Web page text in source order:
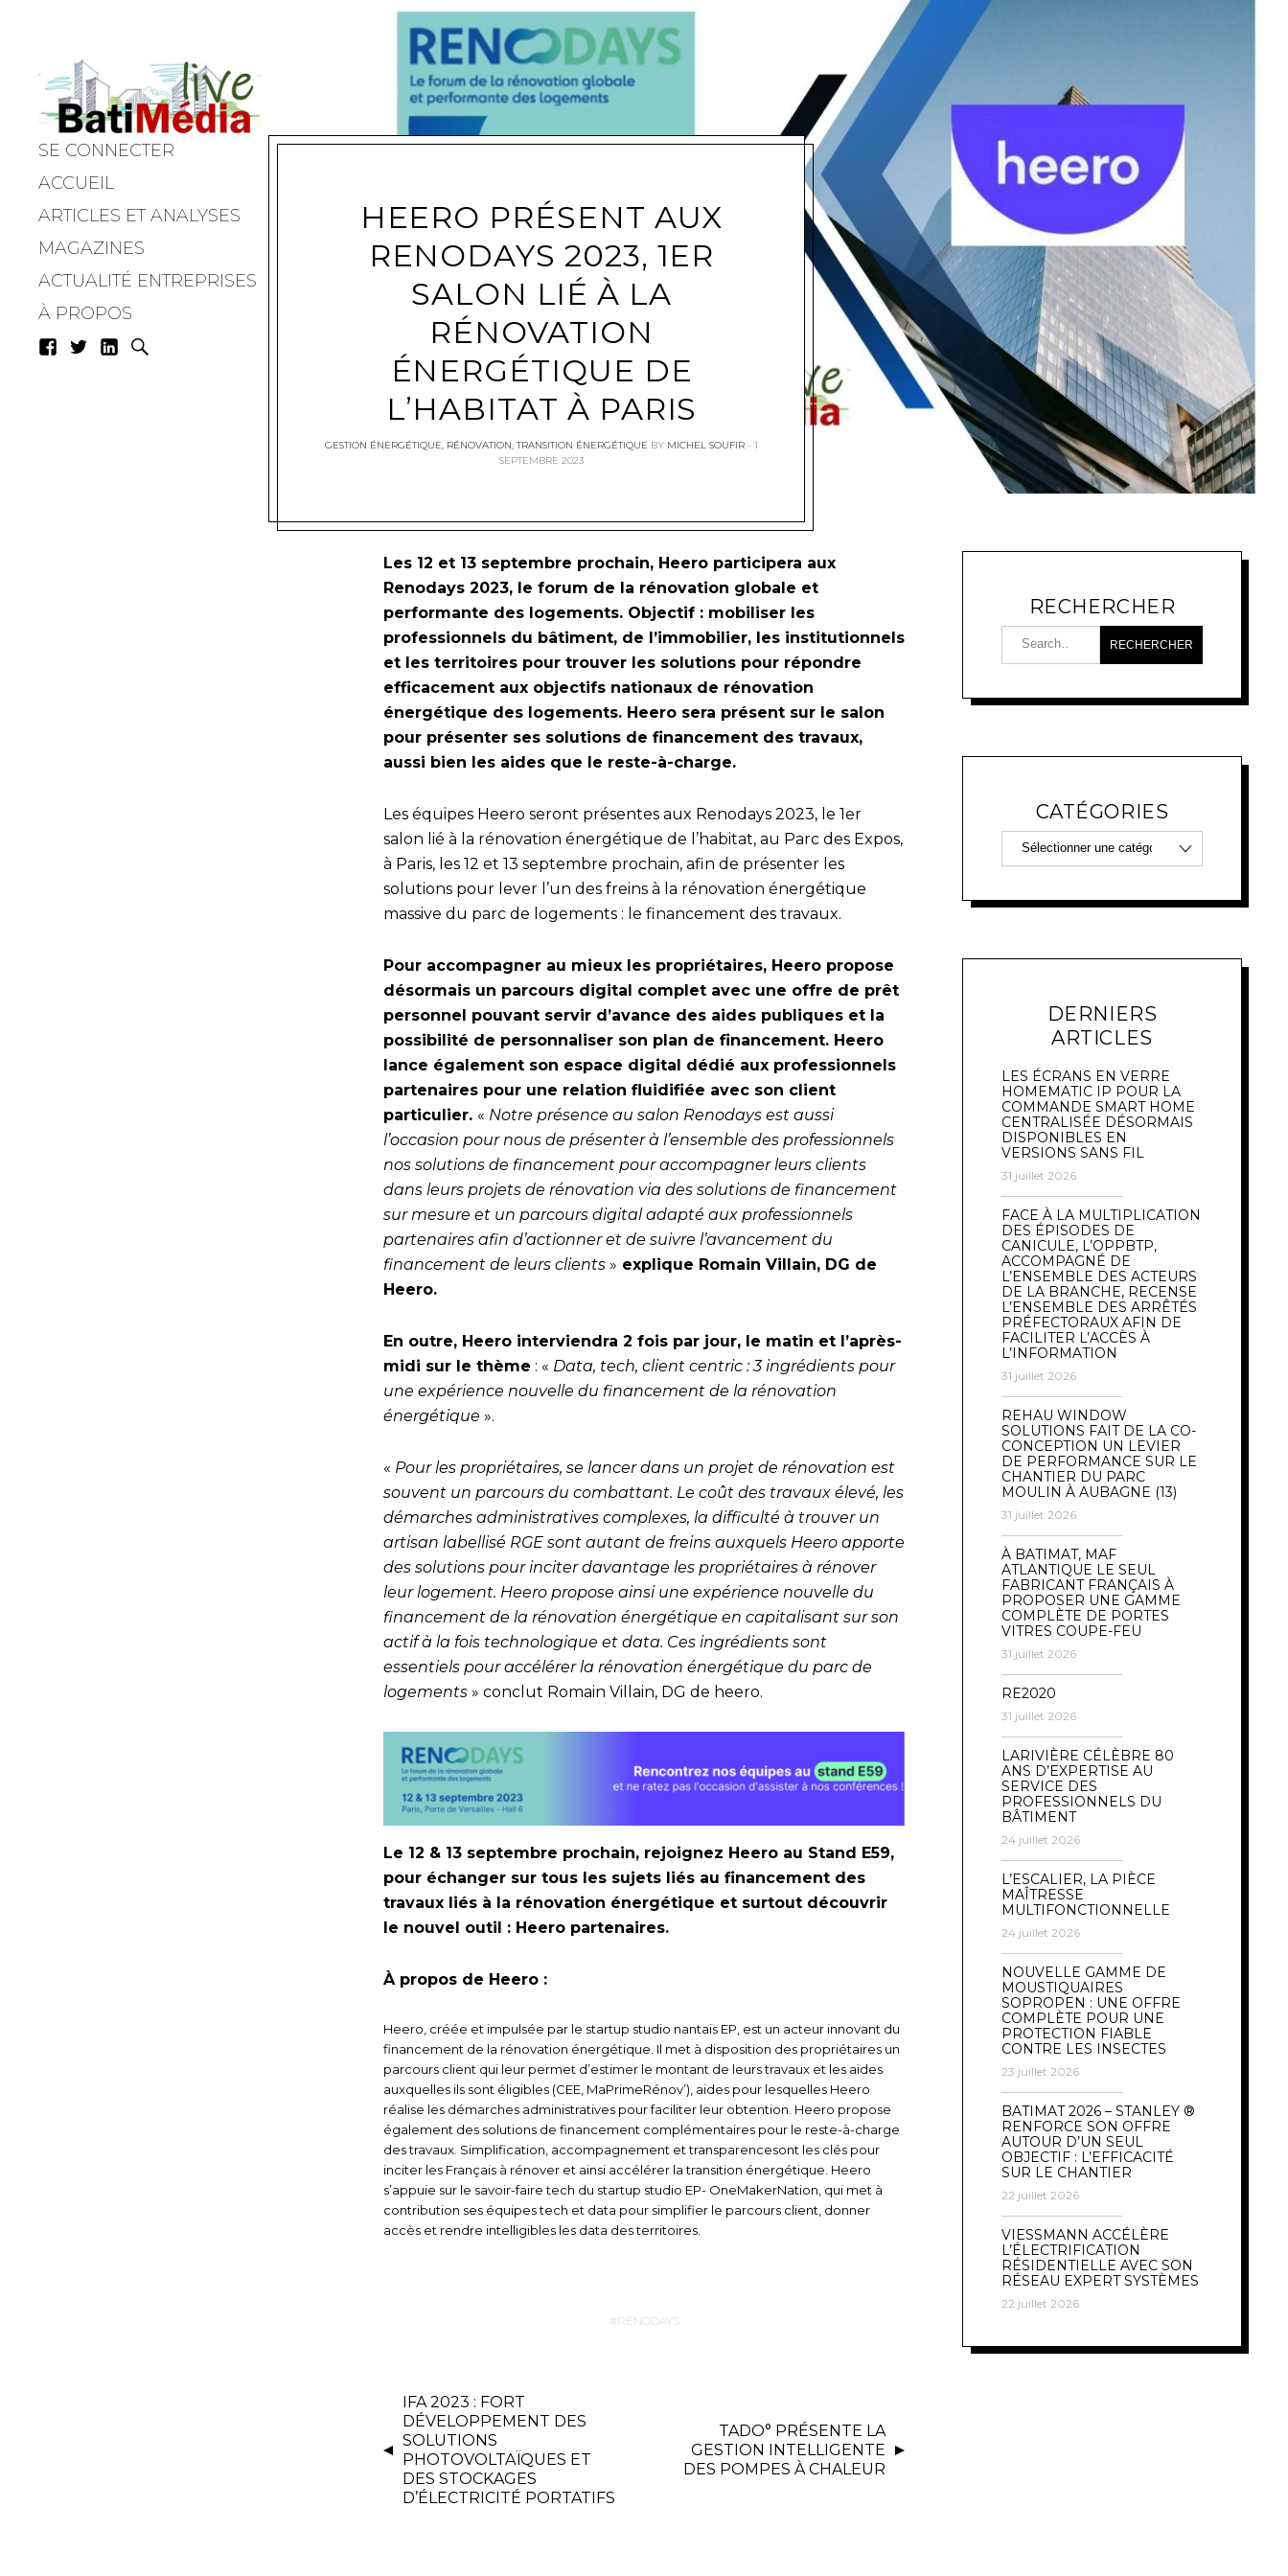
Batimedialive
SE CONNECTER
ACCUEIL
ARTICLES ET ANALYSES
MAGAZINES
ACTUALITÉ ENTREPRISES
À PROPOS
HEERO PRÉSENT AUX
RENODAYS 2023, 1ER
SALON LIÉ À LA
RÉNOVATION
ÉNERGÉTIQUE DE
L’HABITAT À PARIS
GESTION ÉNERGÉTIQUE, RÉNOVATION,TRANSITION ÉNERGÉTIQUE BY MICHEL SOUFIR
1
SEPTEMBRE 2023
Les 12 et 13 septembre prochain, Heero participera aux
Renodays 2023, le forum de la rénovation globale et
performante des logements. Objectif : mobiliser les
professionnels du bâtiment, de l’immobilier, les institutionnels
et les territoires pour trouver les solutions pour répondre
efficacement aux objectifs nationaux de rénovation
énergétique des logements. Heero sera présent sur le salon
pour présenter ses solutions de financement des travaux,
aussi bien les aides que le reste-à-charge.
Les équipes Heero seront présentes aux Renodays 2023, le 1er
salon lié à la rénovation énergétique de l’habitat, au Parc des Expos,
à Paris, les 12 et 13 septembre prochain, afin de présenter les
solutions pour lever l’un des freins à la rénovation énergétique
massive du parc de logements : le financement des travaux.
Pour accompagner au mieux les propriétaires, Heero propose
désormais un parcours digital complet avec une offre de prêt
personnel pouvant servir d’avance des aides publiques et la
possibilité de personnaliser son plan de financement. Heero
lance également son espace digital dédié aux professionnels
partenaires pour une relation fluidifiée avec son client
particulier. « Notre présence au salon Renodays est aussi
l’occasion pour nous de présenter à l’ensemble des professionnels
nos solutions de financement pour accompagner leurs clients
dans leurs projets de rénovation via des solutions de financement
sur mesure et un parcours digital adapté aux professionnels
partenaires afin d’actionner et de suivre l’avancement du
financement de leurs clients » explique Romain Villain, DG de
Heero.
En outre, Heero interviendra 2 fois par jour, le matin et l’après-
midi sur le thème : « Data, tech, client centric : 3 ingrédients pour
une expérience nouvelle du financement de la rénovation
énergétique ».
« Pour les propriétaires, se lancer dans un projet de rénovation est
souvent un parcours du combattant. Le coût des travaux élevé, les
démarches administratives complexes, la difficulté à trouver un
artisan labellisé RGE sont autant de freins auxquels Heero apporte
des solutions pour inciter davantage les propriétaires à rénover
leur logement. Heero propose ainsi une expérience nouvelle du
financement de la rénovation énergétique en capitalisant sur son
actif à la fois technologique et data. Ces ingrédients sont
essentiels pour accélérer la rénovation énergétique du parc de
logements » conclut Romain Villain, DG de heero.
Le 12 & 13 septembre prochain, rejoignez Heero au Stand E59,
pour échanger sur tous les sujets liés au financement des
travaux liés à la rénovation énergétique et surtout découvrir
le nouvel outil : Heero partenaires.
À propos de Heero :
Heero, créée et impulsée par le startup studio nantais EP, est un acteur innovant du
financement de la rénovation énergétique. Il met à disposition des propriétaires un
parcours client qui leur permet d’estimer le montant de leurs travaux et les aides
auxquelles ils sont éligibles (CEE, MaPrimeRénov’), aides pour lesquelles Heero
réalise les démarches administratives pour faciliter leur obtention. Heero propose
également des solutions de financement complémentaires pour le reste-à-charge
des travaux. Simplification, accompagnement et transparencesont les clés pour
inciter les Français à rénover et ainsi accélérer la transition énergétique. Heero
s’appuie sur le savoir-faire tech du startup studio EP- OneMakerNation, qui met à
contribution ses équipes tech et data pour simplifier le parcours client, donner
accès et rendre intelligibles les data des territoires.
RÉNODAYS
IFA 2023 : FORT
DÉVELOPPEMENT DES
SOLUTIONS
PHOTOVOLTAÏQUES ET
DES STOCKAGES
D’ÉLECTRICITÉ PORTATIFS
TADO° PRÉSENTE LA
GESTION INTELLIGENTE
DES POMPES À CHALEUR
RECHERCHER
CATÉGORIES
DERNIERS
ARTICLES
LES ÉCRANS EN VERRE
HOMEMATIC IP POUR LA
COMMANDE SMART HOME
CENTRALISÉE DÉSORMAIS
DISPONIBLES EN
VERSIONS SANS FIL
31 juillet 2026
FACE À LA MULTIPLICATION
DES ÉPISODES DE
CANICULE, L’OPPBTP,
ACCOMPAGNÉ DE
L’ENSEMBLE DES ACTEURS
DE LA BRANCHE, RECENSE
L’ENSEMBLE DES ARRÊTÉS
PRÉFECTORAUX AFIN DE
FACILITER L’ACCÈS À
L’INFORMATION
31 juillet 2026
REHAU WINDOW
SOLUTIONS FAIT DE LA CO-
CONCEPTION UN LEVIER
DE PERFORMANCE SUR LE
CHANTIER DU PARC
MOULIN À AUBAGNE (13)
31 juillet 2026
À BATIMAT, MAF
ATLANTIQUE LE SEUL
FABRICANT FRANÇAIS À
PROPOSER UNE GAMME
COMPLÈTE DE PORTES
VITRES COUPE-FEU
31 juillet 2026
RE2020
31 juillet 2026
LARIVIÈRE CÉLÈBRE 80
ANS D’EXPERTISE AU
SERVICE DES
PROFESSIONNELS DU
BÂTIMENT
24 juillet 2026
L’ESCALIER, LA PIÈCE
MAÎTRESSE
MULTIFONCTIONNELLE
24 juillet 2026
NOUVELLE GAMME DE
MOUSTIQUAIRES
SOPROPEN : UNE OFFRE
COMPLÈTE POUR UNE
PROTECTION FIABLE
CONTRE LES INSECTES
23 juillet 2026
BATIMAT 2026 – STANLEY ®
RENFORCE SON OFFRE
AUTOUR D’UN SEUL
OBJECTIF : L’EFFICACITÉ
SUR LE CHANTIER
22 juillet 2026
VIESSMANN ACCÉLÈRE
L’ÉLECTRIFICATION
RÉSIDENTIELLE AVEC SON
RÉSEAU EXPERT SYSTÈMES
22 juillet 2026